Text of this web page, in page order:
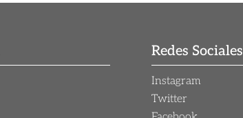
Redes Sociales
Instagram
Twitter